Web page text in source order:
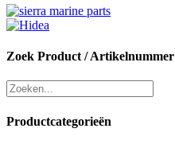
Zoek Product / Artikelnummer
Productcategorieën